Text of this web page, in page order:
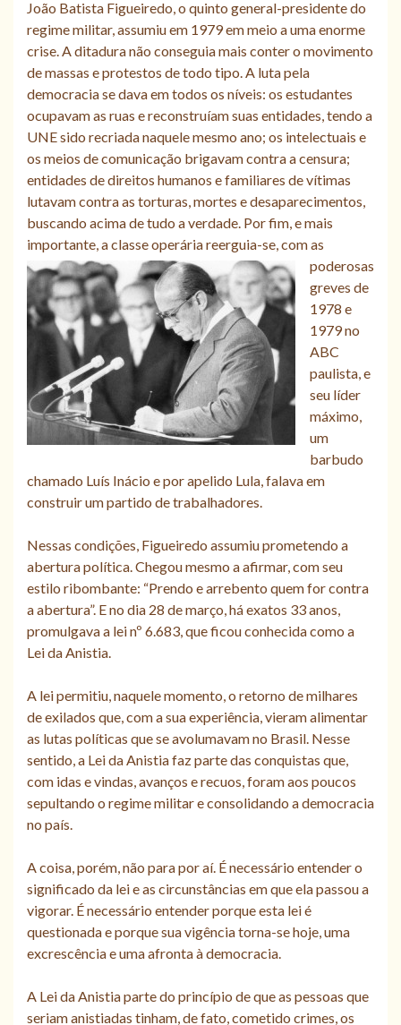
João Batista Figueiredo, o quinto general-presidente do
regime militar, assumiu em 1979 em meio a uma enorme
crise. A ditadura não conseguia mais conter o movimento
de massas e protestos de todo tipo. A luta pela
democracia se dava em todos os níveis: os estudantes
ocupavam as ruas e reconstruíam suas entidades, tendo a
UNE sido recriada naquele mesmo ano; os intelectuais e
os meios de comunicação brigavam contra a censura;
entidades de direitos humanos e familiares de vítimas
lutavam contra as torturas, mortes e desaparecimentos,
buscando acima de tudo a verdade. Por fim, e mais
importante, a classe operária reerguia-se, com as
poderosas
greves de
1978 e
1979 no
ABC
paulista, e
seu líder
máximo,
um
barbudo
chamado Luís Inácio e por apelido Lula, falava em
construir um partido de trabalhadores.
Nessas condições, Figueiredo assumiu prometendo a
abertura política. Chegou mesmo a afirmar, com seu
estilo ribombante: “Prendo e arrebento quem for contra
a abertura”. E no dia 28 de março, há exatos 33 anos,
promulgava a lei nº 6.683, que ficou conhecida como a
Lei da Anistia.
A lei permitiu, naquele momento, o retorno de milhares
de exilados que, com a sua experiência, vieram alimentar
as lutas políticas que se avolumavam no Brasil. Nesse
sentido, a Lei da Anistia faz parte das conquistas que,
com idas e vindas, avanços e recuos, foram aos poucos
sepultando o regime militar e consolidando a democracia
no país.
A coisa, porém, não para por aí. É necessário entender o
significado da lei e as circunstâncias em que ela passou a
vigorar. É necessário entender porque esta lei é
questionada e porque sua vigência torna-se hoje, uma
excrescência e uma afronta à democracia.
A Lei da Anistia parte do princípio de que as pessoas que
seriam anistiadas tinham, de fato, cometido crimes, os